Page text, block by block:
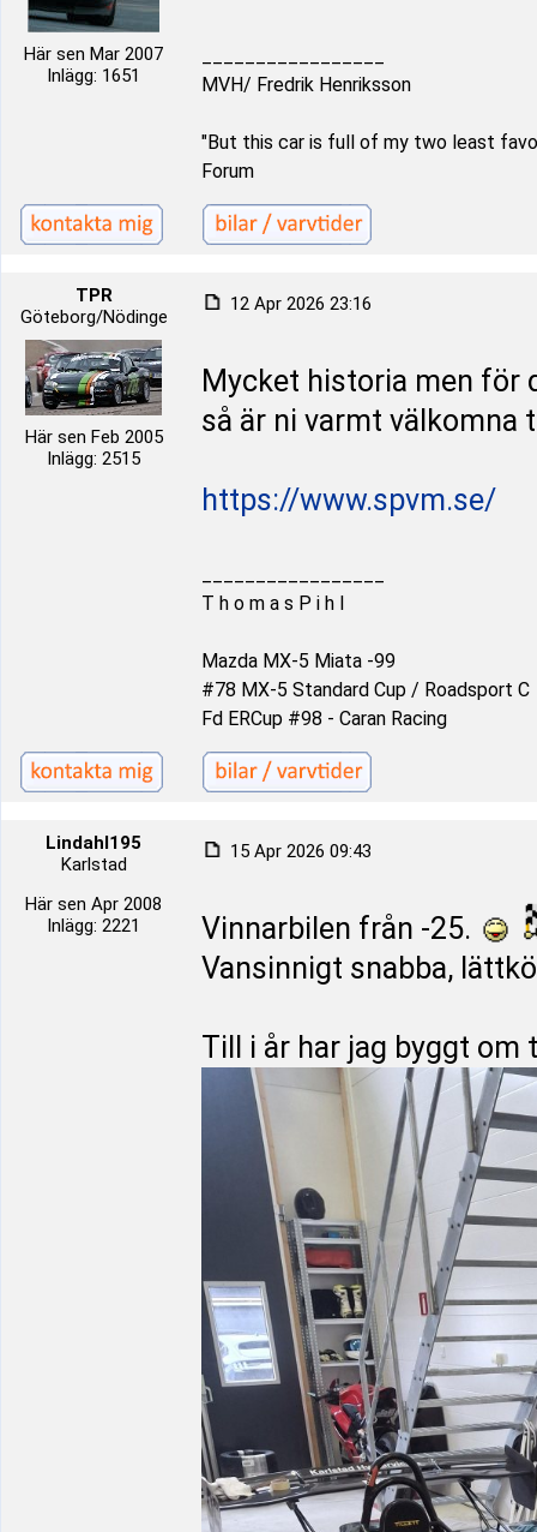
Här sen Mar 2007
Inlägg: 1651
MVH/ Fredrik Henriksson
"But this car is full of my two least
Forum
TPR
Göteborg/Nödinge
Här sen Feb 2005
Inlägg: 2515
12 Apr 2026 23:16
Mycket historia men för
så är ni varmt välkomna
https://www.spvm.se/
T h o m a s P i h l
Mazda MX-5 Miata -99
#78 MX-5 Standard Cup / Roadsport C
Fd ERCup #98 - Caran Racing
Lindahl195
Karlstad
Här sen Apr 2008
Inlägg: 2221
15 Apr 2026 09:43
Vinnarbilen från -25.
Vansinnigt snabba,
Till i år har jag byggt om